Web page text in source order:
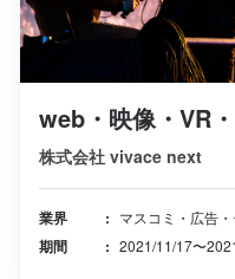
web・映像・VR
株式会社 vivace next
業界 マスコミ・広告
期間 2021/11/17〜